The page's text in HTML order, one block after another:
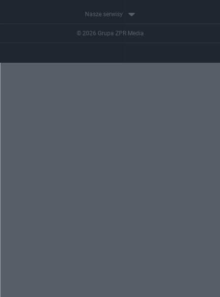
Nasze serwisy
© 2026 Grupa ZPR Media